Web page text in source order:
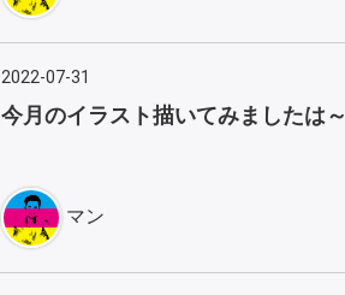
2022-07-31
今月のイラスト描いてみましたは～
マン